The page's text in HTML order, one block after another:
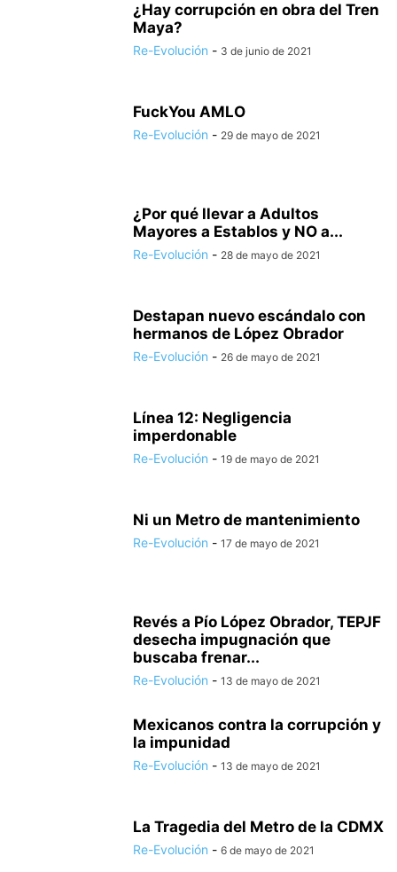
¿Hay corrupción en obra del Tren
Maya?
Re-Evolución - 3 de junio de 2021
FuckYou AMLO
Re-Evolución - 29 de mayo de 2021
¿Por qué llevar a Adultos
Mayores a Establos y NO a...
Re-Evolución - 28 de mayo de 2021
Destapan nuevo escándalo con
hermanos de López Obrador
Re-Evolución - 26 de mayo de 2021
Línea 12: Negligencia
imperdonable
Re-Evolución - 19 de mayo de 2021
Ni un Metro de mantenimiento
Re-Evolución - 17 de mayo de 2021
Revés a Pío López Obrador, TEPJF
desecha impugnación que
buscaba frenar...
Re-Evolución - 13 de mayo de 2021
Mexicanos contra la corrupción y
la impunidad
Re-Evolución - 13 de mayo de 2021
La Tragedia del Metro de la CDMX
Re-Evolución - 6 de mayo de 2021